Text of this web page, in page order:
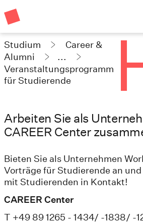
Studium
Career &
Alumni
...
Veranstaltungsprogramm
für Studierende
Arbeiten Sie als
CAREER Center
Bieten Sie als Unternehmen
Vorträge für Studierende an und
mit Studierenden in Kontakt!
CAREER Center
T +49 89 1265 - 1434/ -1838/ -